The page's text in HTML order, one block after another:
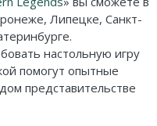
Липецке, Санкт-
настольную игру
помогут опытные
представительстве